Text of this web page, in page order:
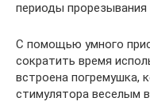
периоды
С помощью умного
сократить время
встроена погремушка,
стимулятора веселым